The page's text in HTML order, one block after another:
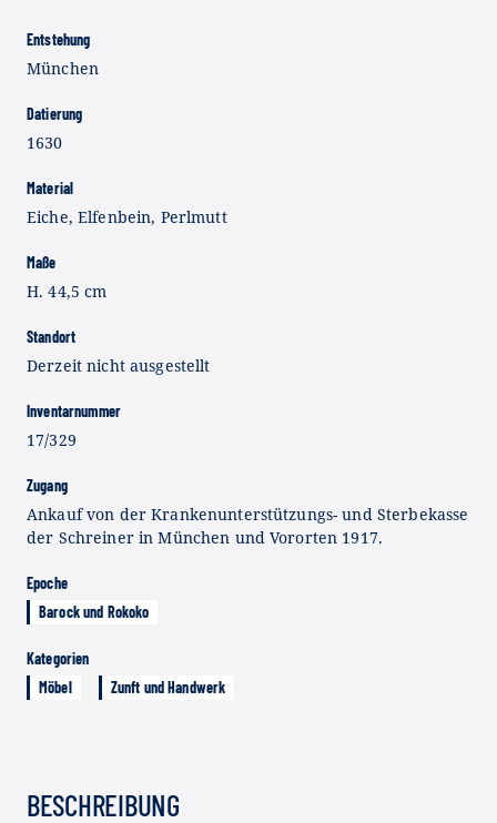
Entstehung
München
Datierung
1630
Material
Eiche, Elfenbein, Perlmutt
Maße
H. 44,5 cm
Standort
Derzeit nicht ausgestellt
Inventarnummer
17/329
Zugang
Ankauf von der Krankenunterstützungs- und Sterbekasse
der Schreiner in München und Vororten 1917.
Epoche
Barock und Rokoko
Kategorien
Möbel
Zunft und Handwerk
BESCHREIBUNG